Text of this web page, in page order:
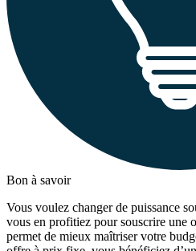
Bon à savoir
Vous voulez changer de puissance
vous en profitiez pour souscrire une
permet de mieux maîtriser votre